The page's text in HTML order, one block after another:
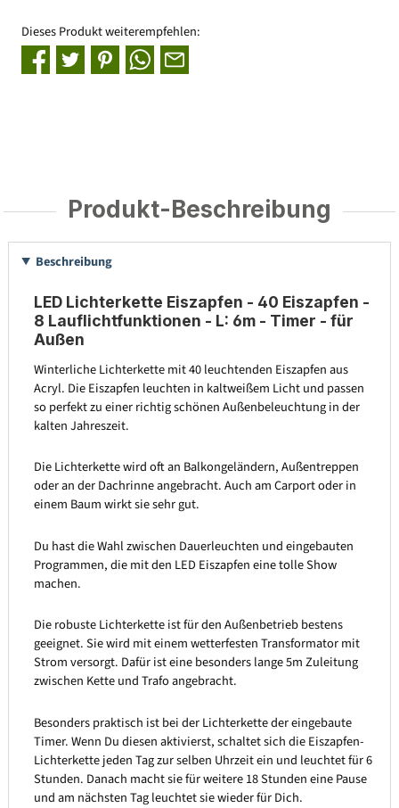
Dieses Produkt weiterempfehlen:
Produkt-Beschreibung
Beschreibung
LED Lichterkette Eiszapfen - 40 Eiszapfen -
8 Lauflichtfunktionen - L: 6m - Timer - für
Außen
Winterliche Lichterkette mit 40 leuchtenden Eiszapfen aus
Acryl. Die Eiszapfen leuchten in kaltweißem Licht und passen
so perfekt zu einer richtig schönen Außenbeleuchtung in der
kalten Jahreszeit.
Die Lichterkette wird oft an Balkongeländern, Außentreppen
oder an der Dachrinne angebracht. Auch am Carport oder in
einem Baum wirkt sie sehr gut.
Du hast die Wahl zwischen Dauerleuchten und eingebauten
Programmen, die mit den LED Eiszapfen eine tolle Show
machen.
Die robuste Lichterkette ist für den Außenbetrieb bestens
geeignet. Sie wird mit einem wetterfesten Transformator mit
Strom versorgt. Dafür ist eine besonders lange 5m Zuleitung
zwischen Kette und Trafo angebracht.
Besonders praktisch ist bei der Lichterkette der eingebaute
Timer. Wenn Du diesen aktivierst, schaltet sich die Eiszapfen-
Lichterkette jeden Tag zur selben Uhrzeit ein und leuchtet für 6
Stunden. Danach macht sie für weitere 18 Stunden eine Pause
und am nächsten Tag leuchtet sie wieder für Dich.